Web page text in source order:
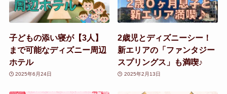
子どもの添い寝が【3人】
まで可能なディズニー周辺
ホテル
2025年6月24日
2歳児とディズニーシー！
新エリアの「ファンタジー
スプリングス」も満喫♪
2025年2月13日